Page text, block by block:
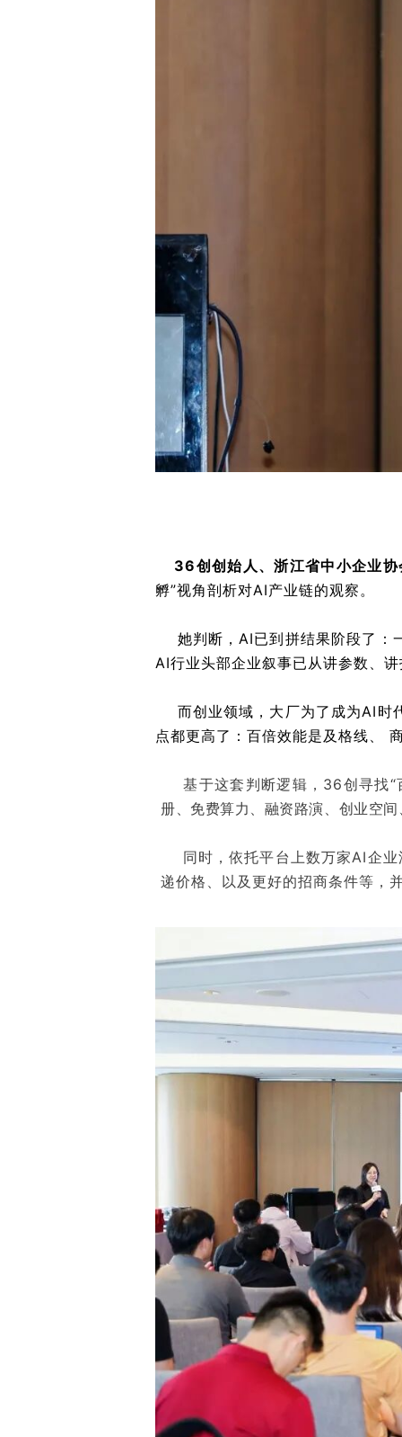
36创创始人、浙江省中小企业协
孵”视角剖析对AI产业链的观察。
她判断，AI已到拼结果阶段了：
AI行业头部企业叙事已从讲参数、
而创业领域，大厂为了成为AI时
点都更高了： 百倍效能是及格线、
基于这套判断逻辑，36创寻找“
册、免费算力、融资路演、创业空
同时，依托平台上数万家AI企业
递价格、以及更好的招商条件等，